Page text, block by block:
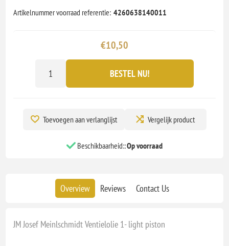
Artikelnummer voorraad referentie: 4260638140011
€10,50
BESTEL NU!
Toevoegen aan verlanglijst Vergelijk product
Beschikbaarheid::Op voorraad
Overview Reviews Contact Us
JM Josef Meinlschmidt Ventielolie 1- light piston